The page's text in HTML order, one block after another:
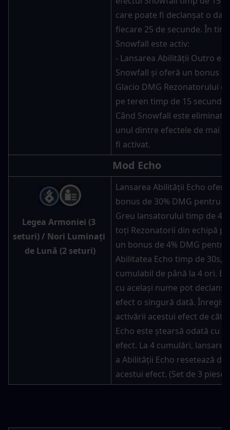
care poate fi declanșat o
fiecare 25 de secunde. În
Snowfall este activ:
- Lansarea Abilității Outro
Snowfall și oferă un bonus
Glacio DMG Rezonatorului
pe teren timp de 15 secunde.
Când Snowfall este eliminat,
unul dintre efectele de mai
fi activat.
Mod Echo
Legea Armoniei (3
seturi) / Nori Luminați
de Lună (2 seturi)
Lansarea Abilității Echo
bonus de 30% DMG pentru
Greu lansatorului timp de
toți Rezonatorii din echipă
un bonus de 4% DMG pentru
Abilitatea Echo timp de 30s,
cumulabil de până la 4 ori.
cu același nume pot
efect o singură dată.
activării acestui efect de
Echo este ștearsă odată cu
efect. La 4 cumulări,
a Abilității Echo resetează
acestui efect. (Set de 3 piese)